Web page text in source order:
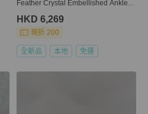
Feather Crystal Embellished Ankle B
HKD 6,269
現折 200
全新品 本地 免運